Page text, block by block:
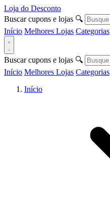
Loja do Desconto
Buscar cupons e lojas 🔍
Início Melhores Lojas Categorias
Buscar cupons e lojas 🔍
Início Melhores Lojas Categorias
Início